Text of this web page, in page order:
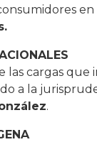
las cargas
a la
.